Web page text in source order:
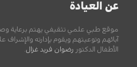
عن العيادة
موقع طبي علمي تثقيفي يهتم برعاية
آبائهم وتوعيتهم ويقوم بإدارته
الأطفال الدكتور رضوان فريد غزال.